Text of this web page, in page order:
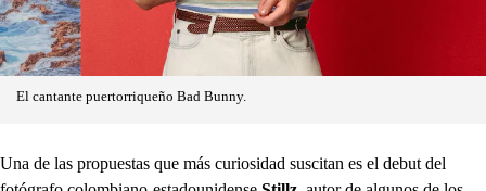
El cantante puertorriqueño Bad Bunny.
Una de las propuestas que más curiosidad suscitan es el debut del